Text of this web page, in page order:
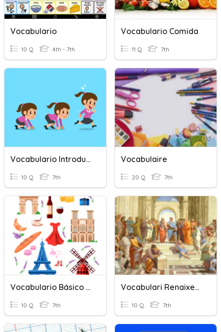
Vocabulario
10 Q 4th - 7th
Vocabulario Comida
11 Q 7th
Vocabulario Introducción
10 Q 7th
Vocabulaire
20 Q 7th
Vocabulario Básico Frances
10 Q 7th
Vocabulari Renaixement
10 Q 7th